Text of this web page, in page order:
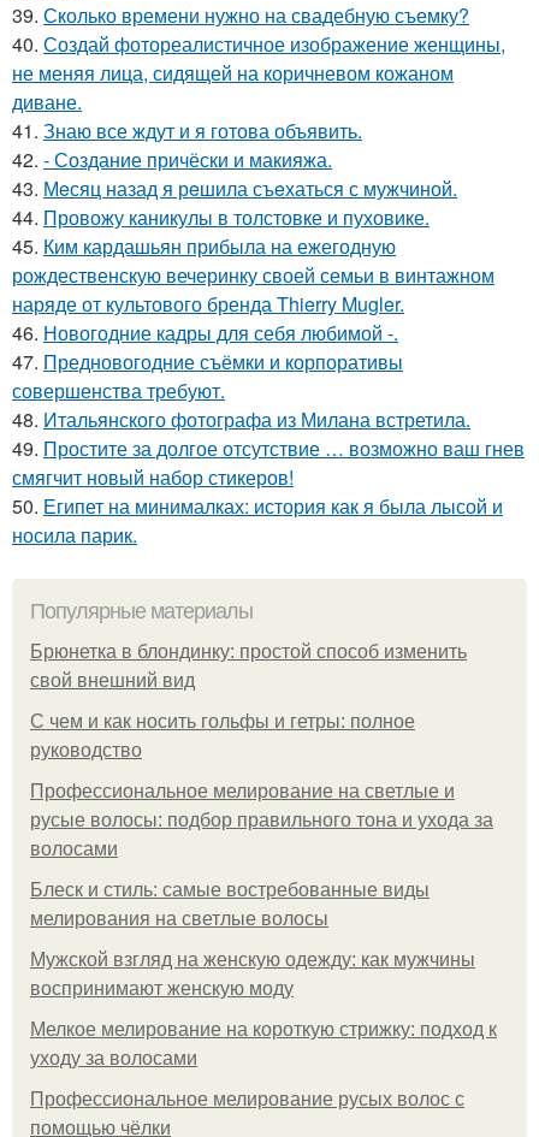
39. Сколько времени нужно на свадебную съемку?
40. Создай фотореалистичное изображение женщины,
не меняя лица, сидящей на коричневом кожаном
диване.
41. Знаю все ждут и я готова объявить.
42. - Создание причёски и макияжа.
43. Мeсяц назад я рeшила съeхаться с мужчиной.
44. Провожу каникулы в толстовке и пуховике.
45. Ким кардашьян прибыла на ежегодную
рождественскую вечеринку своей семьи в винтажном
наряде от культового бренда Thierry Mugler.
46. Новогодние кадры для себя любимой -.
47. Предновогодние съёмки и корпоративы
совершенства требуют.
48. Итальянского фотографа из Милана встретила.
49. Простите за долгое отсутствие … возможно ваш гнев
смягчит новый набор стикеров!
50. Египет на минималках: история как я была лысой и
носила парик.
Популярные материалы
Брюнетка в блондинку: простой способ изменить
свой внешний вид
С чем и как носить гольфы и гетры: полное
руководство
Профессиональное мелирование на светлые и
русые волосы: подбор правильного тона и ухода за
волосами
Блеск и стиль: самые востребованные виды
мелирования на светлые волосы
Мужской взгляд на женскую одежду: как мужчины
воспринимают женскую моду
Мелкое мелирование на короткую стрижку: подход к
уходу за волосами
Профессиональное мелирование русых волос с
помощью чёлки